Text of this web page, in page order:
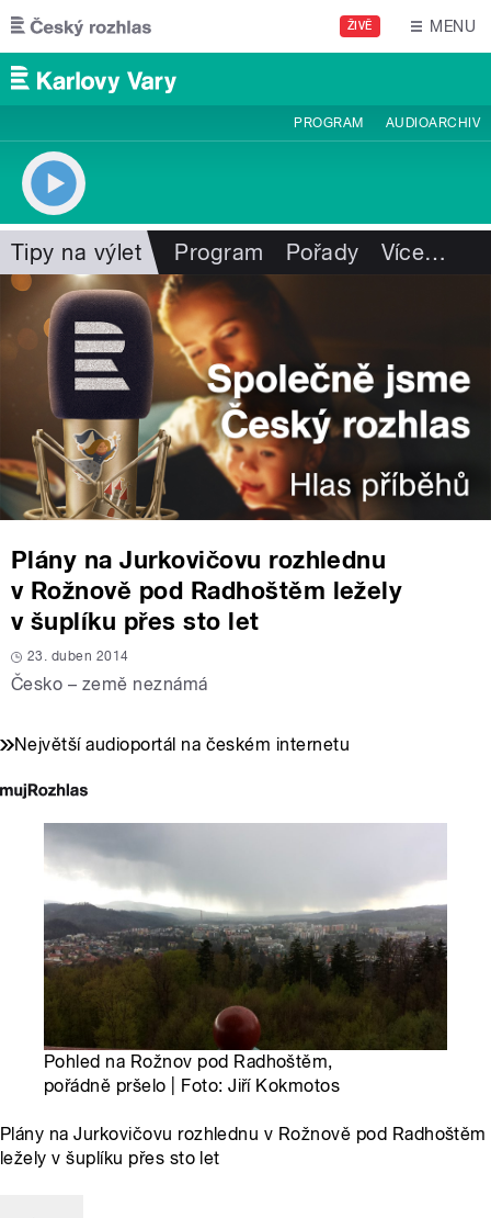
Přejít k hlavnímu obsahu
ŽIVĚ MENU
PROGRAM AUDIOARCHIV
Tipy na výlet Program Pořady Více…
Plány na Jurkovičovu rozhlednu
v Rožnově pod Radhoštěm ležely
v šuplíku přes sto let
23. duben 2014
Česko – země neznámá
Největší audioportál na českém internetu
Pohled na Rožnov pod Radhoštěm,
pořádně pršelo | Foto: Jiří Kokmotos
Plány na Jurkovičovu rozhlednu v Rožnově pod Radhoštěm
ležely v šuplíku přes sto let